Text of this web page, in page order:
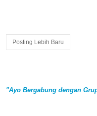
Posting Lebih Baru
"Ayo Bergabung dengan